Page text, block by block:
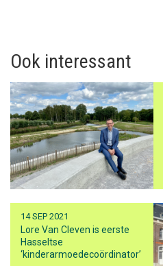
Ook interessant
14 SEP 2021
Lore Van Cleven is eerste
Hasseltse
‘kinderarmoedecoördinator’